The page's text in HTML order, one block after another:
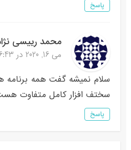
پاسخ
محمد رییسی
می 16, 2020 در 6:43 ب.ظ
سلام ‌نمیشه گفت همه برنامه
سختف افزار کامل متفاوت
پاسخ